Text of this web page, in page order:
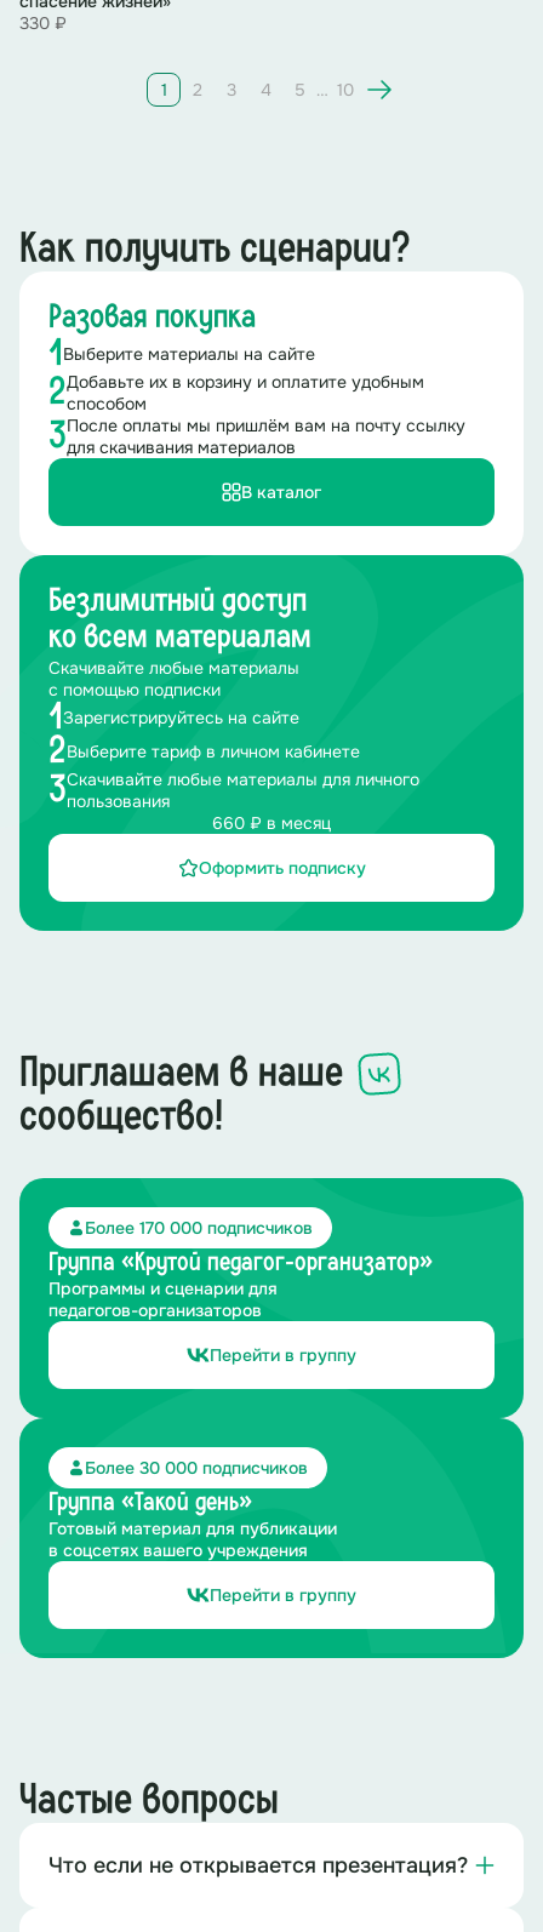
330 ₽
1 2 3 4 5 … 10
Как получить сценарии?
Разовая покупка
1 Выберите материалы на сайте
2Добавьте их в корзину и оплатите удобным
способом
3После оплаты мы пришлём вам на почту ссылку
для скачивания материалов
В каталог
Безлимитный доступ
ко всем материалам
Скачивайте любые материалы
с помощью подписки
1 Зарегистрируйтесь на сайте
2Выберите тариф в личном кабинете
3Скачивайте любые материалы для личного
пользования
660 ₽ в месяц
Оформить подписку
Приглашаем в наше
сообщество!
Более 170 000 подписчиков
Группа «Крутой педагог-организатор»
Программы и сценарии для
педагогов-организаторов
Перейти в группу
Более 30 000 подписчиков
Группа «Такой день»
Готовый материал для публикации
в соцсетях вашего учреждения
Перейти в группу
Частые вопросы
Что если не открывается презентация?